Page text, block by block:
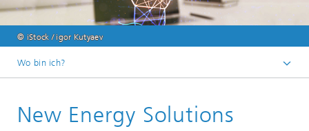
© iStock / igor Kutyaev
Wo bin ich?
Veranstaltungen
New Energy Solutions